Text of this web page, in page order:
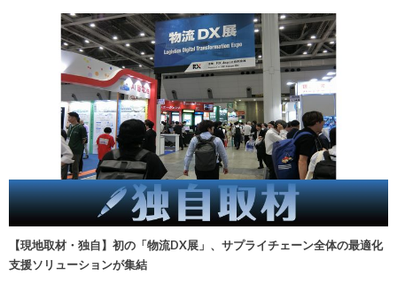
【現地取材・独自】初の「物流DX展」、サプライチェーン全体の最適化
支援ソリューションが集結